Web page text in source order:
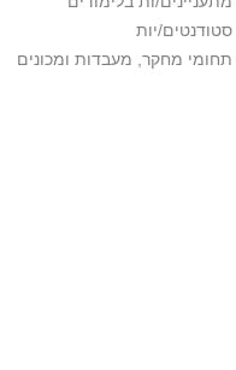
סטודנטים/יות
תחומי מחקר, מעבדות ומכונים